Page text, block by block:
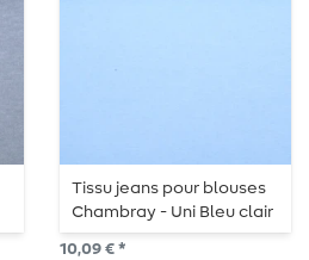
Tissu jeans pour blouses
Chambray - Uni Bleu clair
10,09 € *